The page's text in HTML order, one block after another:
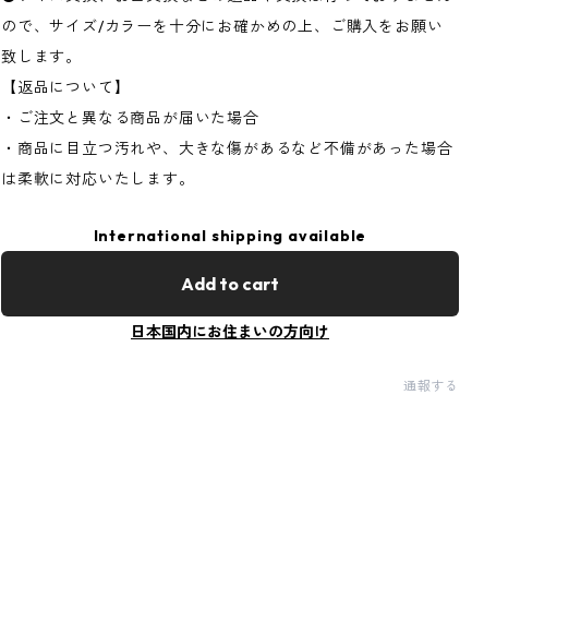
ので、サイズ/カラーを十分にお確かめの上、ご購入をお願い
致します。
【返品について】
・ご注文と異なる商品が届いた場合
・商品に目立つ汚れや、大きな傷があるなど不備があった場合
は柔軟に対応いたします。
International shipping available
Add to cart
日本国内にお住まいの方向け
通報する